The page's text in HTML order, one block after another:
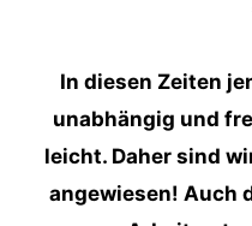
In diesen Zeiten
unabhängig und
leicht. Daher sind
angewiesen! Auch